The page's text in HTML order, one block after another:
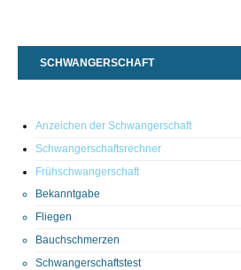
SCHWANGERSCHAFT
Anzeichen der Schwangerschaft
Schwangerschaftsrechner
Frühschwangerschaft
Bekanntgabe
Fliegen
Bauchschmerzen
Schwangerschaftstest